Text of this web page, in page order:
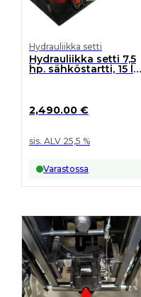
Hydrauliikka setti
Hydrauliikka setti 7,5
hp. sähköstartti, 15 l
2,490.00 €
sis. ALV 25,5 %
Varastossa